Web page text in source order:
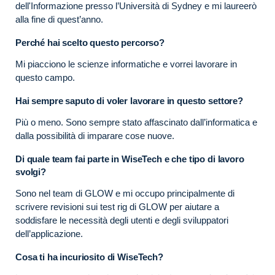
dell'Informazione presso l’Università di Sydney e mi laureerò
alla fine di quest’anno.
Perché hai scelto questo percorso?
Mi piacciono le scienze informatiche e vorrei lavorare in
questo campo.
Hai sempre saputo di voler lavorare in questo settore?
Più o meno. Sono sempre stato affascinato dall’informatica e
dalla possibilità di imparare cose nuove.
Di quale team fai parte in WiseTech e che tipo di lavoro
svolgi?
Sono nel team di GLOW e mi occupo principalmente di
scrivere revisioni sui test rig di GLOW per aiutare a
soddisfare le necessità degli utenti e degli sviluppatori
dell’applicazione.
Cosa ti ha incuriosito di WiseTech?